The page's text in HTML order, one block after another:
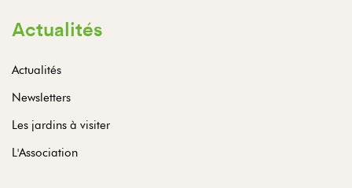
Actualités
Actualités
Newsletters
Les jardins à visiter
L'Association